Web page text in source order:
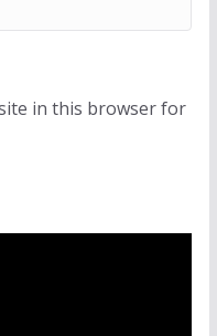
in this browser for